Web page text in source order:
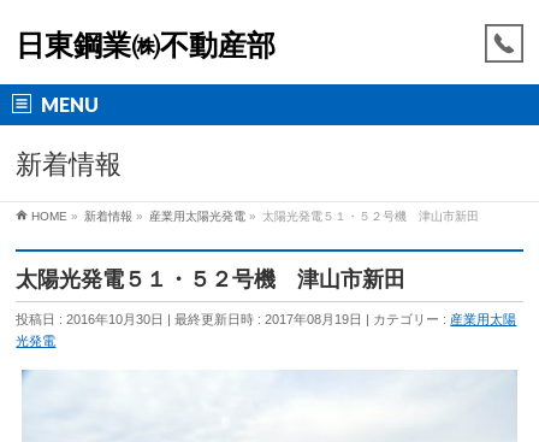
日東鋼業㈱不動産部
MENU
新着情報
HOME » 新着情報 » 産業用太陽光発電 » 太陽光発電５１・５２号機 津山市新田
太陽光発電５１・５２号機 津山市新田
投稿日 : 2016年10月30日 最終更新日時 : 2017年08月19日 カテゴリー : 産業用太陽
光発電